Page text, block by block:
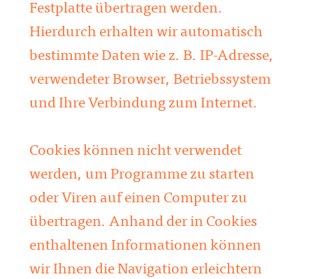
Festplatte übertragen werden.
Hierdurch erhalten wir automatisch
bestimmte Daten wie z. B. IP-Adresse,
verwendeter Browser, Betriebssystem
und Ihre Verbindung zum Internet.
Cookies können nicht verwendet
werden, um Programme zu starten
oder Viren auf einen Computer zu
übertragen. Anhand der in Cookies
enthaltenen Informationen können
wir Ihnen die Navigation erleichtern